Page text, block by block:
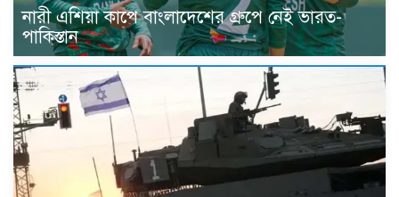
নারী এশিয়া কাপে বাংলাদেশের গ্রুপে নেই ভারত-
পাকিস্তান